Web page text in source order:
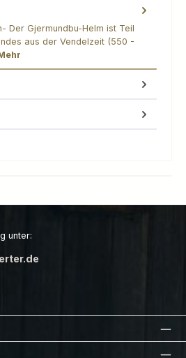
Der Gjermundbu-Helm ist Teil
aus der Vendelzeit (550 -
unter: